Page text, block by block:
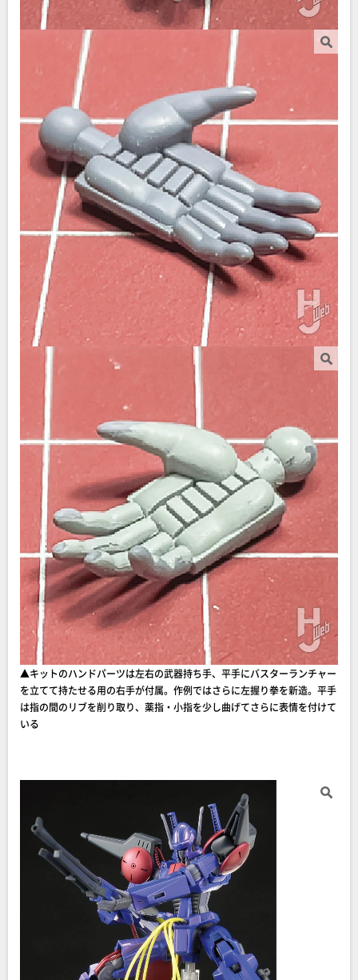
▲キットのハンドパーツは左右の武器持ち手、平手にバスターランチャー
を立てて持たせる用の右手が付属。作例ではさらに左握り拳を新造。平手
は指の間のリブを削り取り、薬指・小指を少し曲げてさらに表情を付けて
いる